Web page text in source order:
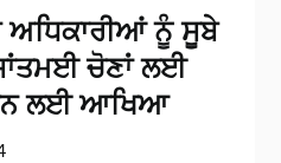
ਅਧਿਕਾਰੀਆਂ ਨੂੰ ਸੂਬੇ
ਚੋਣਾਂ ਲਈ
ਲਈ ਆਖਿਆ